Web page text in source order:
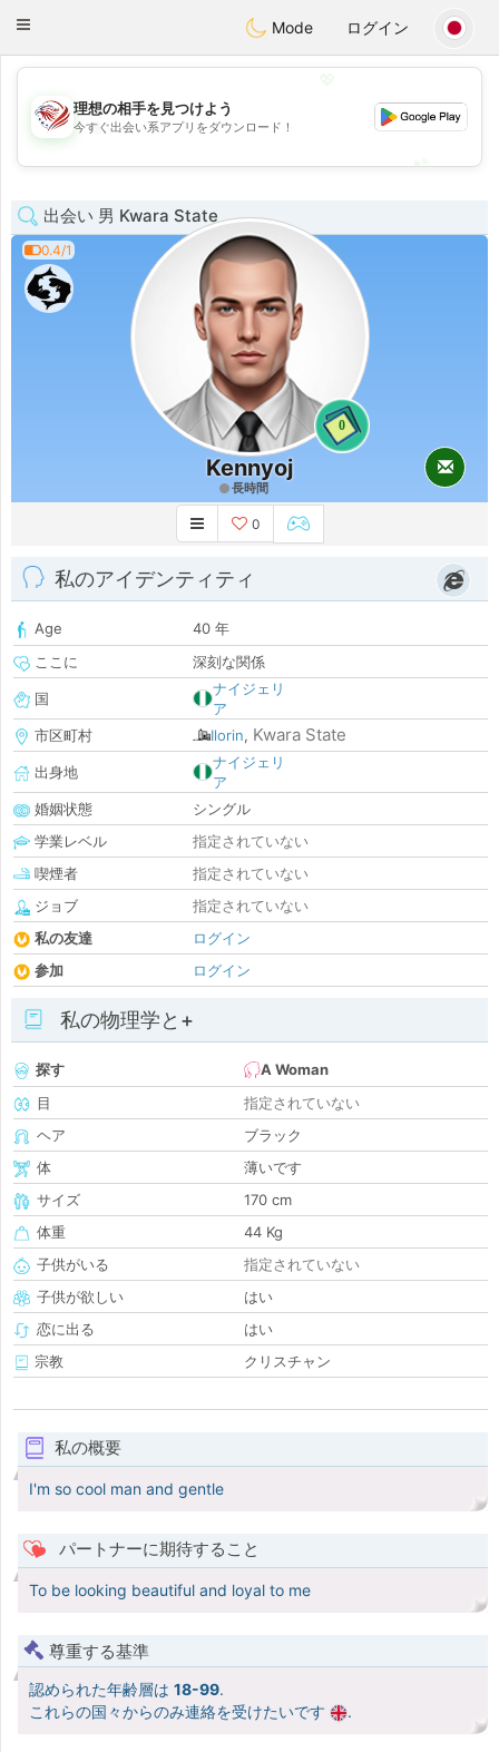
StatesDating
Toggle
Mode ログイン
💖
💕
理想の相手を見つけよう
今すぐ出会い系アプリをダウンロード！
出会い 男 Kwara State
0.4/1
0
Kennyoj
長時間
0
私のアイデンティティ
Age
40 年
ここに
深刻な関係
国
ナイジェリ
ア
市区町村
Ilorin, Kwara State
出身地
ナイジェリ
ア
婚姻状態
シングル
学業レベル
指定されていない
喫煙者
指定されていない
ジョブ
指定されていない
私の友達
ログイン
参加
ログイン
私の物理学と+
探す
A Woman
目
指定されていない
ヘア
ブラック
体
薄いです
サイズ
170 cm
体重
44 Kg
子供がいる
指定されていない
子供が欲しい
はい
恋に出る
はい
宗教
クリスチャン
私の概要
I'm so cool man and gentle
パートナーに期待すること
To be looking beautiful and loyal to me
尊重する基準
認められた年齢層は 18-99.
これらの国々からのみ連絡を受けたいです
.